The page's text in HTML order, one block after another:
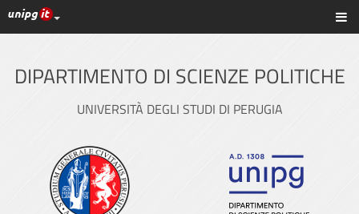
Vai
al
principale
Link ai principali servizi web di Ateneo
DIPARTIMENTO DI SCIENZE POLITICHE
UNIVERSITÀ DEGLI STUDI DI PERUGIA